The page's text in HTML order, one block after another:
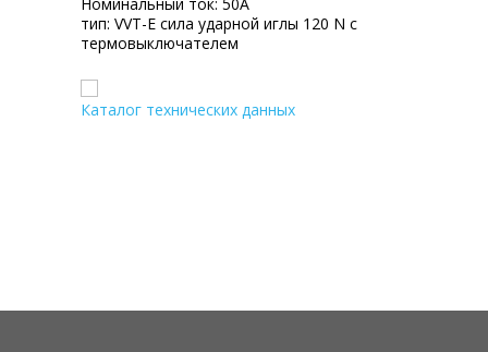
тип: VVT-E сила ударной иглы 120 N с
термовыключателем
Каталог технических данных